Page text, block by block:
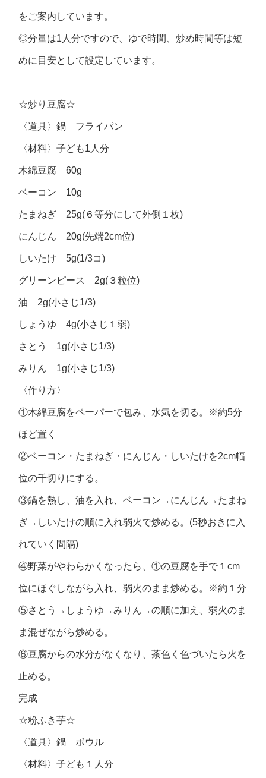
をご案内しています。
◎分量は1人分ですので、ゆで時間、炒め時間等は短
めに目安として設定しています。
☆炒り豆腐☆
〈道具〉鍋 フライパン
〈材料〉子ども1人分
木綿豆腐 60g
ベーコン 10g
たまねぎ 25g(６等分にして外側１枚)
にんじん 20g(先端2cm位)
しいたけ 5g(1/3コ)
グリーンピース 2g(３粒位)
油 2g(小さじ1/3)
しょうゆ 4g(小さじ１弱)
さとう 1g(小さじ1/3)
みりん 1g(小さじ1/3)
〈作り方〉
①木綿豆腐をペーパーで包み、水気を切る。※約5分
ほど置く
②ベーコン・たまねぎ・にんじん・しいたけを2cm幅
位の千切りにする。
③鍋を熱し、油を入れ、ベーコン→にんじん→たまね
ぎ→しいたけの順に入れ弱火で炒める。(5秒おきに入
れていく間隔)
④野菜がやわらかくなったら、①の豆腐を手で１cm
位にほぐしながら入れ、弱火のまま炒める。※約１分
⑤さとう→しょうゆ→みりん→の順に加え、弱火のま
ま混ぜながら炒める。
⑥豆腐からの水分がなくなり、茶色く色づいたら火を
止める。
完成
☆粉ふき芋☆
〈道具〉鍋 ボウル
〈材料〉子ども１人分